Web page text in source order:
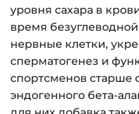
уровня сахара в
время
нервные клетки,
сперматогенез и
спортсменов старше
эндогенного бета-